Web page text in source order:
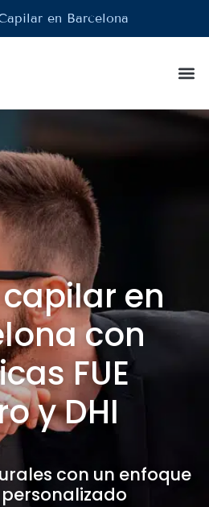
en Barcelona
en
con
FUE
y DHI
con un enfoque